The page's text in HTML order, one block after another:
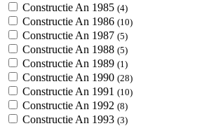
Constructie An 1985 (4)
Constructie An 1986 (10)
Constructie An 1987 (5)
Constructie An 1988 (5)
Constructie An 1989 (1)
Constructie An 1990 (28)
Constructie An 1991 (10)
Constructie An 1992 (8)
Constructie An 1993 (3)